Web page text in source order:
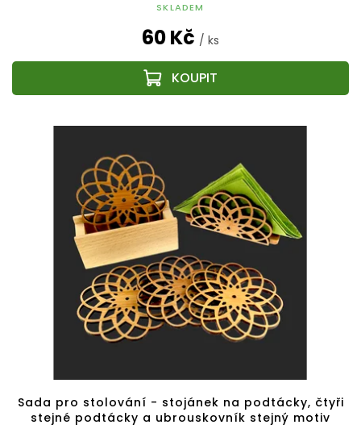
SKLADEM
60 Kč / ks
Sada pro stolování - stojánek na podtácky, čtyři
stejné podtácky a ubrouskovník stejný motiv